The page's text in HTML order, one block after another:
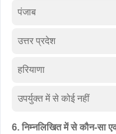
पंजाब
उत्तर प्रदेश
हरियाणा
उपर्युक्त में से कोई नहीं
6. निम्नलिखित में से कौन-सा